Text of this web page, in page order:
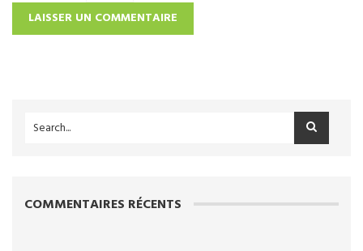
COMMENTAIRES RÉCENTS